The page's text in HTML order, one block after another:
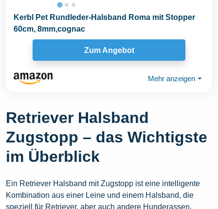
Kerbl Pet Rundleder-Halsband Roma mit Stopper
60cm, 8mm,cognac
Zum Angebot
Mehr anzeigen ⏷
Retriever Halsband
Zugstopp – das Wichtigste
im Überblick
Ein Retriever Halsband mit Zugstopp ist eine intelligente
Kombination aus einer Leine und einem Halsband, die
speziell für Retriever, aber auch andere Hunderassen,